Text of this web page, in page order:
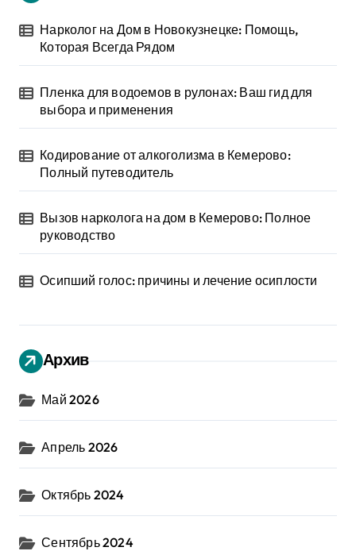
Нарколог на Дом в Новокузнецке: Помощь,
Которая Всегда Рядом
Пленка для водоемов в рулонах: Ваш гид для
выбора и применения
Кодирование от алкоголизма в Кемерово:
Полный путеводитель
Вызов нарколога на дом в Кемерово: Полное
руководство
Осипший голос: причины и лечение осиплости
Архив
Май 2026
Апрель 2026
Октябрь 2024
Сентябрь 2024